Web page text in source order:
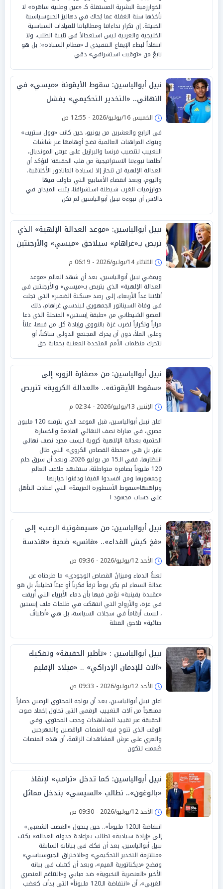
الخوارزمية البشرية المستقلة كـ «عين وطنية ساهرة» لا
تأخذها سنة الغفلة عما يُحاك في دهاليز الجيوسياسية
الخبيثة. إن تكرار نداءاتنا ومطالباتنا للقيادات السياسية
الخليجية والعربية ليس استعجالاً في تلبية الطلب، ولا
انتقاداً لبطء الإيقاع التنفيذي لـ «فطام السيادة»؛ بل هو
نابعٌ من «توقيت استشرافي» دقي
نبيل أبوالياسين: سقوط الأيقونة «ميسي» في
النهائي.. «التخدير التحكيمي» يفشل
و«الماتادور» يتوج بقيادة «لامين»
الخميس 16/يوليو/2026 - 12:55 ص
في الرابع والعشرين من يونيو، حين كانت «وول ستريت»
وبنوك المراهنات العالمية تضخ أوهامها عبر شاشات
التغييب لتنصيب فرنسا والبرازيل على عرش المونديال،
أطلقنا نبوءتنا الاستراتيجية من قلب الحقيقة؛ لنؤكد أن
العدالة الإلهية لن تنحاز إلا لسيادة الماتادور الأخلاقية.
واليوم، وبعد انقضاء الأسابيع التي حاولت فيها
خوارزميات الغرب شيطنة استشرافنا، يثبت الميدان في
دالاس أن نبوءة نبيل أبوالياسين لم تكن
نبيل أبوالياسين: «موعد العدالة الإلهية» الذي
تربص بـ«غراهام» سيلاحق «ميسي» والأرجنتين
غداً الأربعاء
الثلاثاء 14/يوليو/2026 - 06:19 م
ويمضي نبيل أبوالياسين، بعد أن شهد العالم «موعد
العدالة الإلهية» الذي يتربص بـ«ميسي» والأرجنتين في
أتلانتا غداً الأربعاء، إلى رصد «سكتة الضمير» التي تجلت
في وفاة السيناتور الجمهوري ليندسي غراهام، ذلك
العضو الشيطاني من «طبقة إبستين» المنحلة الذي دعا
مراراً وتكراراً لضرب غزة بالنووي وإبادة كل من فيها، علناً
وعلى الملأ، دون أن يحرك المجتمع الدولي ساكناً، أو
تتحرك منظمات الأمم المتحدة المعنية بحماية حق
نبيل أبوالياسين: من «صفارة الزور» إلى
«سقوط الأيقونة».. «العدالة الكروية» تتربص
بـ«ميسي» في «أتلانتا»
الإثنين 13/يوليو/2026 - 02:34 م
اعلن نبيل أبوالياسين، قبل الموعد الذي يترقبه 120 مليون
مصري، في مباراة نصف النهائي القادمة والخسارة
الحتمية بعدالة الإلاهية كروية ليست مجرد نصف نهائي
عابر، بل هي «محطة القصاص الكروي» التي طال
انتظارها. ففي الـ15 من يوليو 2026، وبعد أن سرق حلم
120 مليوناً بصافرة متواطئة، ستشهد ملاعب العالم
وجمهورها ومن افسدوا الفيفا ودفنوا حيازتها
ونزاهتها«سقوط الأسطورة المزيفة» التي اعتادت التأهل
على حساب مجهود ا
نبيل أبوالياسين: من «سيمفونية الرعب» إلى
«فخ كبش الفداء».. «فانس» ضحية «هندسة
التبرير» الترامبية
الأحد 12/يوليو/2026 - 09:36 ص
لعنةُ الدماء وميزانُ القصاص الوجودي» ما طرحناه عن
عدالة السماء لم يكن يوماً ترفاً فكرياً أو عبثاً تحليلياً، بل هو
«عقيدة يقينية» نؤمن فيها بأن دماء الأبرياء التي أُريقت
في غزة، والأرواح التي انتهكت في ظلمات ملف إبستين
، ليست أرقاماً في سجلات السياسة، بل هي «أطيافٌ
جنائية» تلاحق القتلة
نبيل أبوالياسين : «تأطير الحقيقة» وتفكيك
«آلات للإدمان الإدراكي» .. «ميلاد الإقليم
المحصن» الدوحة «تواجة العاصفة»
الأحد 12/يوليو/2026 - 09:33 ص
اعلن نبيل أبوالياسين، بعد أن يواجه المحتوى الرصين حصاراً
ممنهجاً من آلات التغييب الرقمي التي تحاول إخماد صوت
الحقيقة عبر تقييد المشاهدات وحجب المحتوى، وفي
الوقت الذي تتوج فيه المنصات الراقصين والمهرجين
والعري على عرش المشاهدات الزائفة، أن هذه المنصات
صُممت لتكون
نبيل أبوالياسين: كما تدخل «ترامب» لإنقاذ
«بالوغون».. نطالب «السيسي» بتدخل مماثل
لإعادة مباراة مصر
الأحد 12/يوليو/2026 - 09:30 ص
انتفاضة الـ120 مليوناً».. حين يتحول «الغضب الشعبي»
إلى «إرادة سيادية» تطالب بـ«إعادة جدولة العدالة» يكتب
نبيل أبوالياسين، بعد أن فكك في بياناته السابقة
«متلازمة التخدير التحكيمي» و«الاختراق الجيوسياسي»
وفضح «ديكتاتورية الميم»، وبعد أن كشف في بيانه
الأخير «العنصرية النخبوية» ضد مبابي و«التناغم العنصري
الغربي»، أن «انتفاضة الـ120 مليوناً» التي بدأت كغضب